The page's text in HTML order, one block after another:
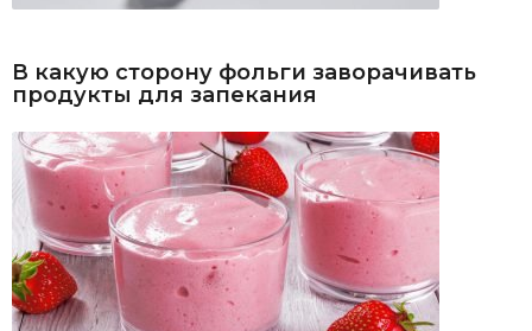
В какую сторону фольги заворачивать
продукты для запекания